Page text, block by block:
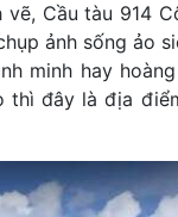
Cầu tàu 914
ảnh sống ảo
minh hay
thì đây là địa